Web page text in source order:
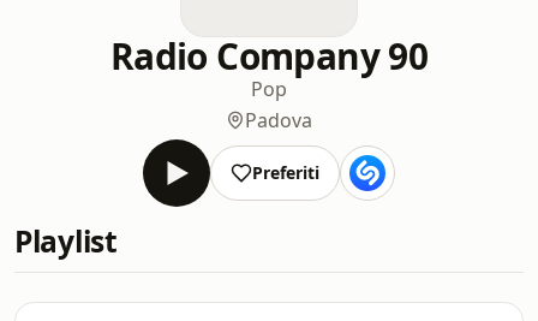
Radio Company 90
Pop
Padova
Preferiti
Playlist